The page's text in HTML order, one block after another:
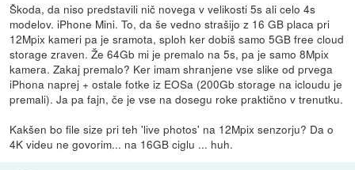
Škoda, da niso predstavili nič novega v velikosti 5s ali celo 4s
modelov. iPhone Mini. To, da še vedno strašijo z 16 GB placa pri
12Mpix kameri pa je sramota, sploh ker dobiš samo 5GB free cloud
storage zraven. Že 64Gb mi je premalo na 5s, pa je samo 8Mpix
kamera. Zakaj premalo? Ker imam shranjene vse slike od prvega
iPhona naprej + ostale fotke iz EOSa (200Gb storage na icloudu je
premali). Ja pa fajn, če je vse na dosegu roke praktično v trenutku.
Kakšen bo file size pri teh 'live photos' na 12Mpix senzorju? Da o
4K videu ne govorim... na 16GB ciglu ... huh.